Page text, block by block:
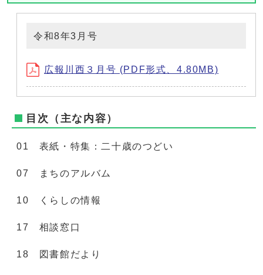
令和8年3月号
広報川西３月号 (PDF形式、4.80MB)
目次（主な内容）
01 表紙・特集：二十歳のつどい
07 まちのアルバム
10 くらしの情報
17 相談窓口
18 図書館だより